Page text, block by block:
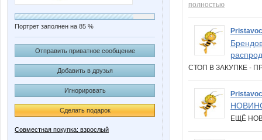
Портрет заполнен на 85 %
Отправить приватное сообщение
Добавить в друзья
Игнорировать
Сделать подарок
Совместная покупка: взрослый
полностью
СТОП В ЗАКУПКЕ -
ЕЩЁ